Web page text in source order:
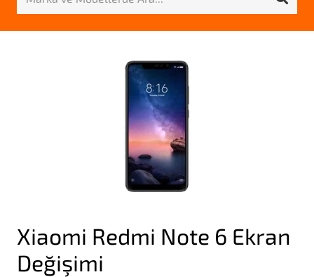
Xiaomi Redmi Note 6 Ekran
Değişimi